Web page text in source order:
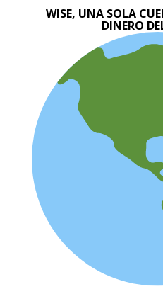
WISE, UNA SOLA
DINERO